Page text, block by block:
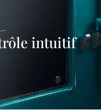
intuitif